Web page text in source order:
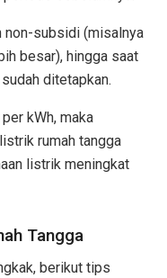
non-subsidi (misalnya
besar), hingga saat
ditetapkan.
kWh, maka
rumah tangga
listrik meningkat
Tangga
berikut tips